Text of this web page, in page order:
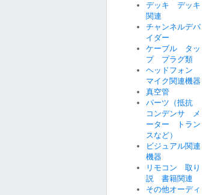
デッキ デッキ
関連
チャンネルデバ
イダー
ケーブル タッ
プ プラグ類
ヘッドフォン
マイク関連機器
真空管
パーツ（抵抗
コンデンサ メ
ーター トラン
スなど）
ビジュアル関連
機器
リモコン 取り
説 書籍関連
その他オーディ